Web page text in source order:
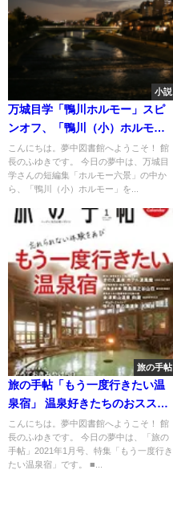
小説
万城目学「鴨川ホルモー」スピ
ンオフ、「鴨川（小）ホルモ
ー」
こんにちは。夢中図書館へようこそ！ 館
長のふゆきです。 今日の夢中は、万城目
学さんの短編集「ホルモー六景」の中か
ら、「鴨川（小）ホルモー」を...
旅の手帖
旅の手帖「もう一度行きたい温
泉宿」 温泉好きたちのおススメ
は?
こんにちは。夢中図書館へようこそ！ 館
長のふゆきです。 今日の夢中は、「旅の
手帖」2021年1月号、特集「もう一度行き
たい温泉宿」です。 ■...